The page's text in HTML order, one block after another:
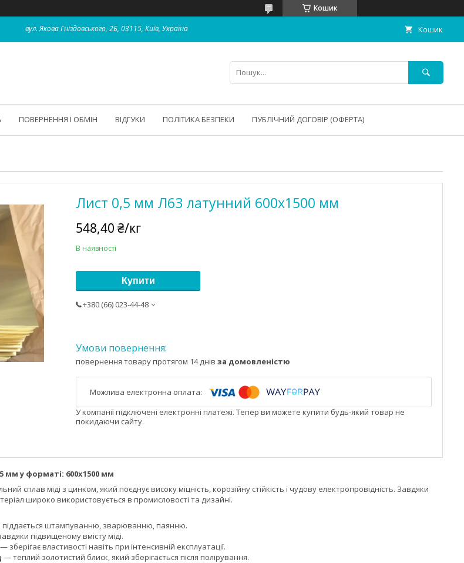
Кошик
вул. Якова Гніздовського, 2Б, 03115, Київ, Україна Кошик
ПОВЕРНЕННЯ І ОБМІН ВІДГУКИ ПОЛІТИКА БЕЗПЕКИ ПУБЛІЧНИЙ ДОГОВІР (ОФЕРТА)
Лист 0,5 мм Л63 латунний 600х1500 мм
548,40 ₴/кг
В наявності
Купити
+380 (66) 023-44-48
повернення товару протягом 14 днів за домовленістю
У компанії підключені електронні платежі. Тепер ви можете купити будь-який товар не
покидаючи сайту.
у форматі: 600х1500 мм
сплав міді з цинком, який поєднує високу міцність, корозійну стійкість і чудову електропровідність. Завдяки
широко використовується в промисловості та дизайні.
піддається штампуванню, зварюванню, паянню.
підвищеному вмісту міді.
— зберігає властивості навіть при інтенсивній експлуатації.
— теплий золотистий блиск, який зберігається після полірування.